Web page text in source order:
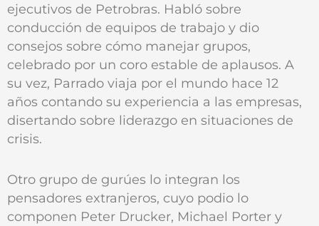
ejecutivos de Petrobras. Habló sobre
conducción de equipos de trabajo y dio
consejos sobre cómo manejar grupos,
celebrado por un coro estable de aplausos. A
su vez, Parrado viaja por el mundo hace 12
años contando su experiencia a las empresas,
disertando sobre liderazgo en situaciones de
crisis.
Otro grupo de gurúes lo integran los
pensadores extranjeros, cuyo podio lo
componen Peter Drucker, Michael Porter y